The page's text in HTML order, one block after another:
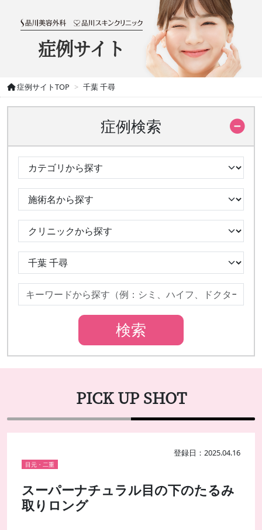
症例サイト
症例サイトTOP 千葉 千尋
症例検索
PICK UP SHOT
登録日：2025.04.16
目元・二重
スーパーナチュラル目の下のたるみ
取りロング